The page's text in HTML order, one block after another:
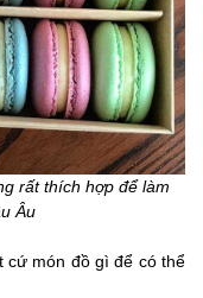
rất thích hợp để làm
Âu
cứ món đồ gì để có thể